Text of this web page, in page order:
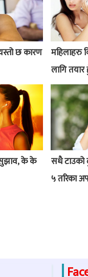
छ कारण
महिलाहरु
लागि
सुझाव, के के
सधै टाउको
५ तरिका